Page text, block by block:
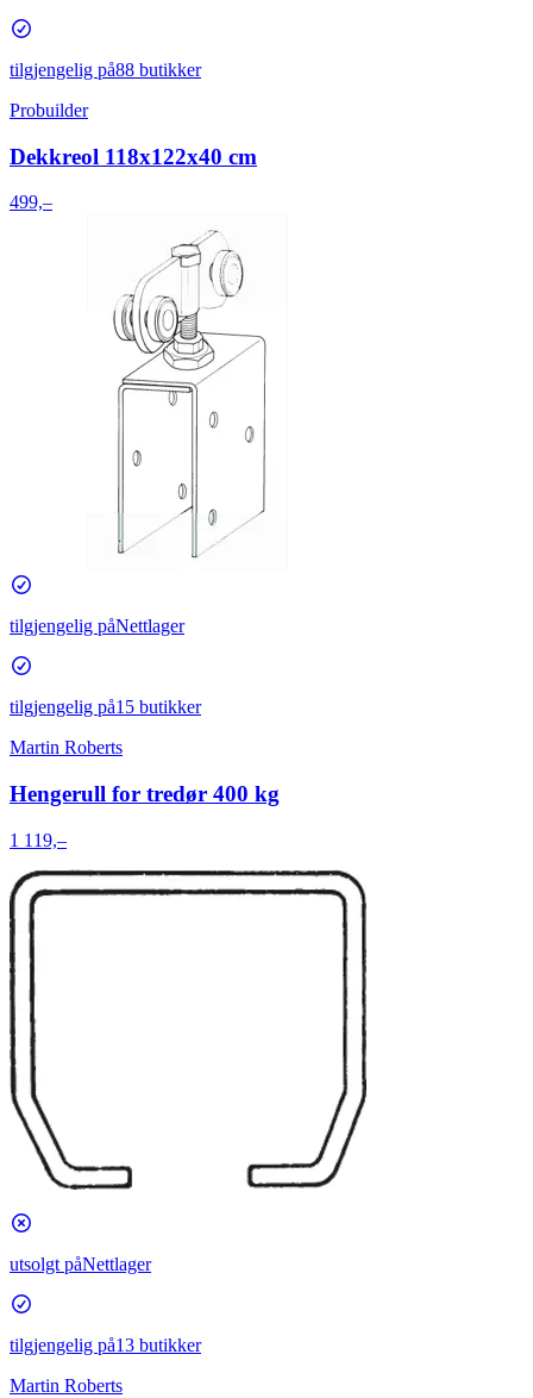
tilgjengelig på88 butikker
Probuilder
Dekkreol 118x122x40 cm
499,–
tilgjengelig påNettlager
tilgjengelig på15 butikker
Martin Roberts
Hengerull for tredør 400 kg
1 119,–
utsolgt påNettlager
tilgjengelig på13 butikker
Martin Roberts